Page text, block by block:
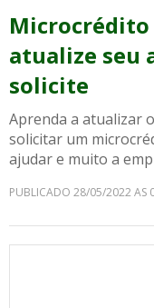
Microcrédito
atualize seu
solicite
Aprenda a atualizar
solicitar um
ajudar e muito a
PUBLICADO 28/05/2022 AS